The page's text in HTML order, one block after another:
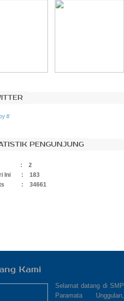
#
PENGUNJUNG
:
2
Ini
:
183
: 34661
Kami
Selamat datang di SMP
Paramata Unggulan,